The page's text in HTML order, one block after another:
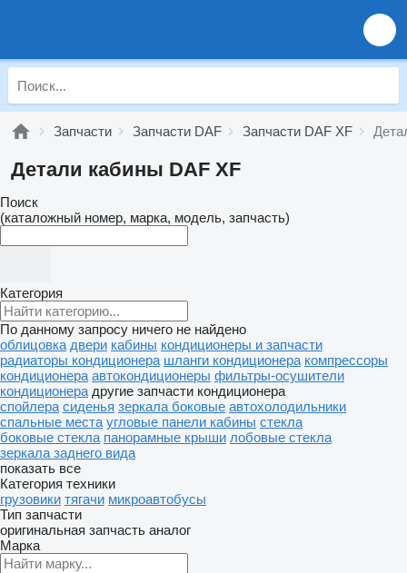
Запчасти Запчасти DAF Запчасти DAF XF
Детали кабины DAF XF
Поиск
(каталожный номер, марка, модель, запчасть)
Категория
По данному запросу ничего не найдено
облицовка двери кабины кондиционеры и запчасти
радиаторы кондиционера шланги кондиционера компрессоры
кондиционера автокондиционеры фильтры-осушители
кондиционера другие запчасти кондиционера
спойлера сиденья зеркала боковые автохолодильники
спальные места угловые панели кабины стекла
боковые стекла панорамные крыши лобовые стекла
зеркала заднего вида
показать все
Категория техники
грузовики тягачи микроавтобусы
Тип запчасти
оригинальная запчасть аналог
Марка